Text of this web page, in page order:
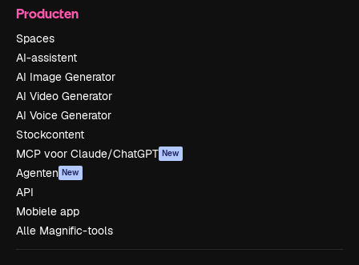
Producten
Spaces
AI-assistent
AI Image Generator
AI Video Generator
AI Voice Generator
Stockcontent
MCP voor Claude/ChatGPT New
Agenten New
API
Mobiele app
Alle Magnific-tools